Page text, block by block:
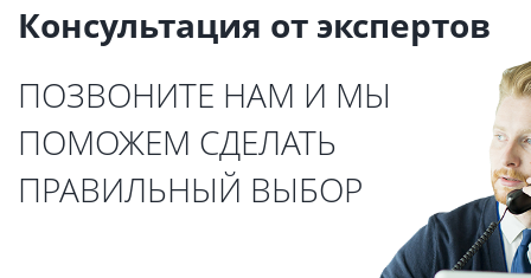
Консультация от экспертов
ПОЗВОНИТЕ НАМ И МЫ
ПОМОЖЕМ СДЕЛАТЬ
ПРАВИЛЬНЫЙ ВЫБОР